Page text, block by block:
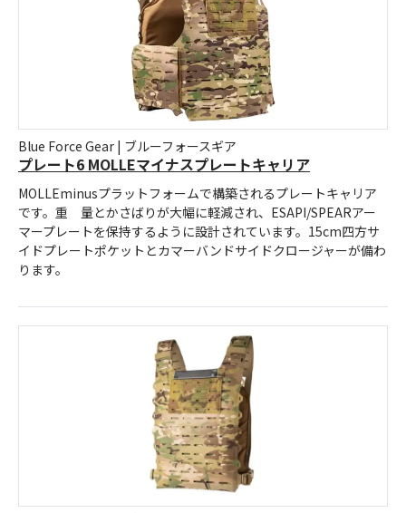
もっと見る
製品をキーワードで検索
検索
見積り
オンラインショップ
English 日本語
CLOSE
Blue Force Gear | ブルーフォースギア
プレート6 MOLLEマイナスプレートキャリア
MOLLEminusプラットフォームで構築されるプレートキャリア
です。重 量とかさばりが大幅に軽減され、ESAPI/SPEARアー
マープレートを保持するように設計されています。15cm四方サ
イドプレートポケットとカマーバンドサイドクロージャーが備わ
ります。